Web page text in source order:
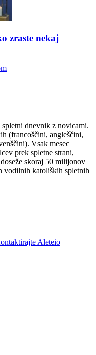
zraste nekaj
spletni dnevnik z novicami.
(francoščini, angleščini,
Vsak mesec
prek spletne strani,
skoraj 50 milijonov
vodilnih katoliških spletnih
Aleteio